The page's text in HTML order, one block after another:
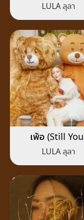
LULA ลุลา
เพ้อ (Still
LULA ลุลา